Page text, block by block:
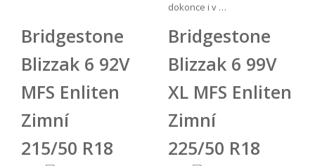
dokonce i v …
Bridgestone
Blizzak 6 92V
MFS Enliten
Zimní
215/50 R18
Bridgestone
Blizzak 6 99V
XL MFS Enliten
Zimní
225/50 R18